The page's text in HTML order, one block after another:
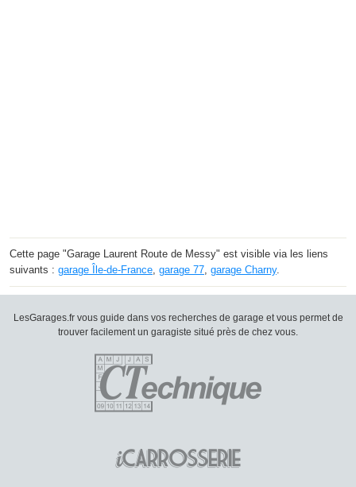
Cette page "Garage Laurent Route de Messy" est visible via les liens
suivants : garage Île-de-France garage 77 garage Charny.
LesGarages.fr vous guide dans vos recherches de garage et vous permet de
trouver facilement un garagiste situé près de chez vous.